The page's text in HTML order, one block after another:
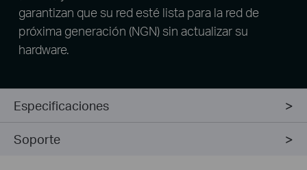
garantizan que su red esté lista para la red de
próxima generación (NGN) sin actualizar su
hardware.
Especificaciones
Soporte